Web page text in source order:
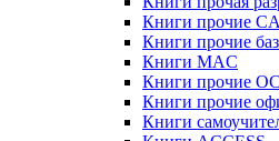
Книги прочие
Книги прочие
Книги MAC
Книги прочие ОС
Книги прочие
Книги